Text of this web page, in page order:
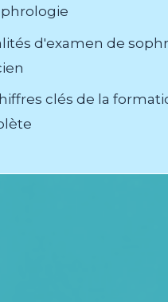
d'examen de
clés de la